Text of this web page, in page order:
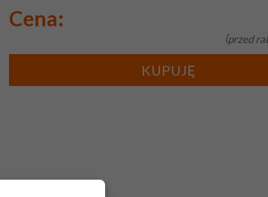
Cena:
przed
KUPUJĘ